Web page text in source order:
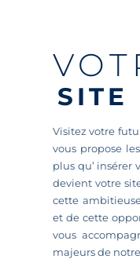
SITE
Visitez votre
vous propose
plus qu’ insérer
devient votre
cette
et de cette
vous
majeurs de